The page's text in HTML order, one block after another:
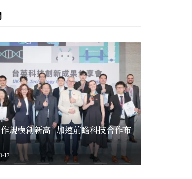
規模創新高 加速前瞻科技合作布
17